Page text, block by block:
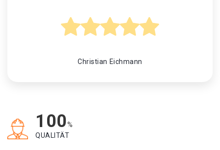
Christian Eichmann
100%
QUALITÄT